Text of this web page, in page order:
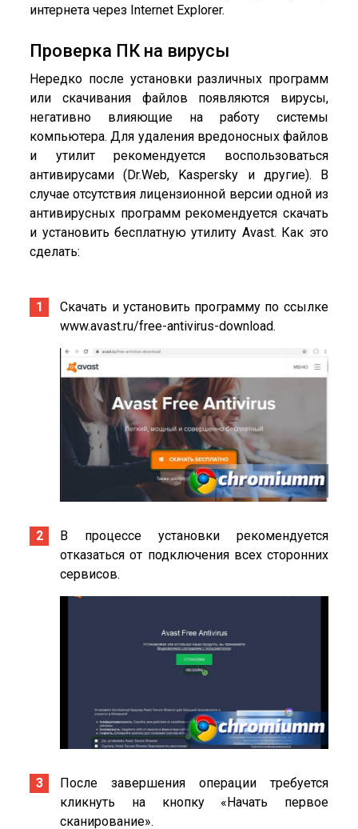
интернета через Internet Explorer.
Проверка ПК на вирусы
Нередко после установки различных программ
или скачивания файлов появляются вирусы,
негативно влияющие на работу системы
компьютера. Для удаления вредоносных файлов
и утилит рекомендуется воспользоваться
антивирусами (Dr.Web, Kaspersky и другие). В
случае отсутствия лицензионной версии одной из
антивирусных программ рекомендуется скачать
и установить бесплатную утилиту Avast. Как это
сделать:
Скачать и установить программу по ссылке
www.avast.ru/free-antivirus-download.
В процессе установки рекомендуется
отказаться от подключения всех сторонних
сервисов.
После завершения операции требуется
кликнуть на кнопку «Начать первое
сканирование».